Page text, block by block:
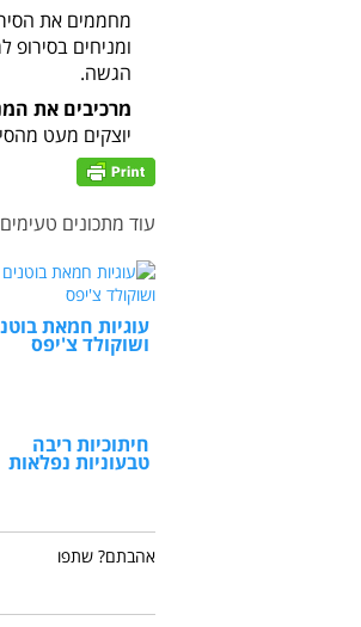
מחממים את
הגשה.
מרכיבים את
יוצקים מעט
עוד מתכונים טעימים
עוגיות חמאת
ושוקולד צ'יפס
חיתוכיות ריבה
טבעוניות נפלאות
אהבתם? שתפו